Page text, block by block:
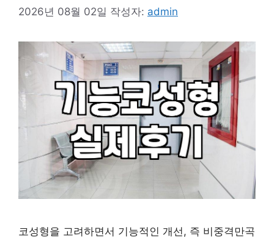
2026년 08월 02일 작성자: admin
코성형을 고려하면서 기능적인 개선, 즉 비중격만곡